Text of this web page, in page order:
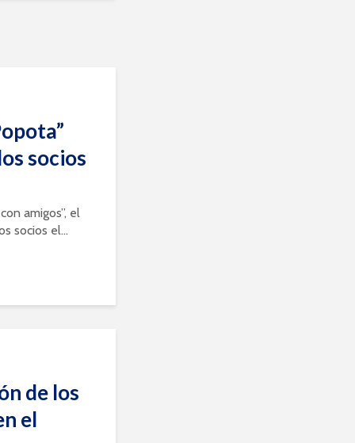
socios
amigos”, el
socios el...
de los
el